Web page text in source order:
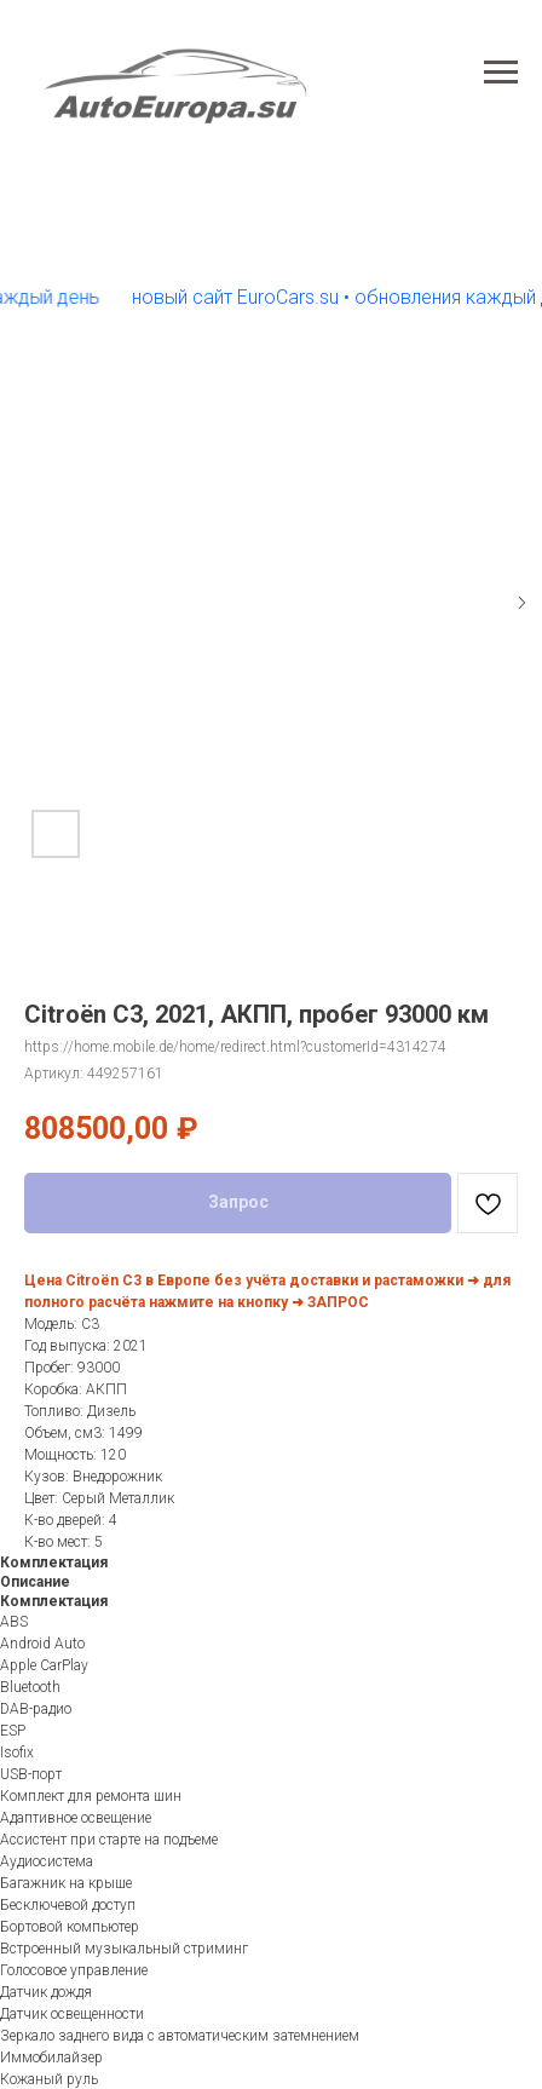
день новый сайт EuroCars.su • обновления каждый день
Citroën C3, 2021, АКПП, пробег 93000 км
https://home.mobile.de/home/redirect.html?customerId=4314274
Артикул: 449257161
808500,00 ₽
Запрос
Цена Citroën C3 в Европе без учёта доставки и растаможки ➜ для
полного расчёта нажмите на кнопку ➜ ЗАПРОС
Модель: C3
Год выпуска: 2021
Пробег: 93000
Коробка: АКПП
Топливо: Дизель
Объем, см3: 1499
Мощность: 120
Кузов: Внедорожник
Цвет: Серый Металлик
К-во дверей: 4
К-во мест: 5
Комплектация
Описание
Комплектация
ABS
Android Auto
Apple CarPlay
Bluetooth
DAB-радио
ESP
Isofix
USB-порт
Комплект для ремонта шин
Адаптивное освещение
Ассистент при старте на подъеме
Аудиосистема
Багажник на крыше
Бесключевой доступ
Бортовой компьютер
Встроенный музыкальный стриминг
Голосовое управление
Датчик дождя
Датчик освещенности
Зеркало заднего вида с автоматическим затемнением
Иммобилайзер
Кожаный руль